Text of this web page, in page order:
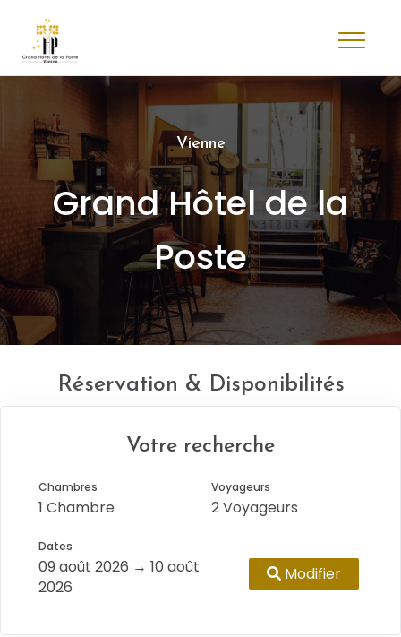
Vienne
Grand Hôtel de la
Poste
Réservation & Disponibilités
Votre recherche
Chambres
1 Chambre
Voyageurs
2 Voyageurs
Dates
09 août 2026 → 10 août
2026
Modifier